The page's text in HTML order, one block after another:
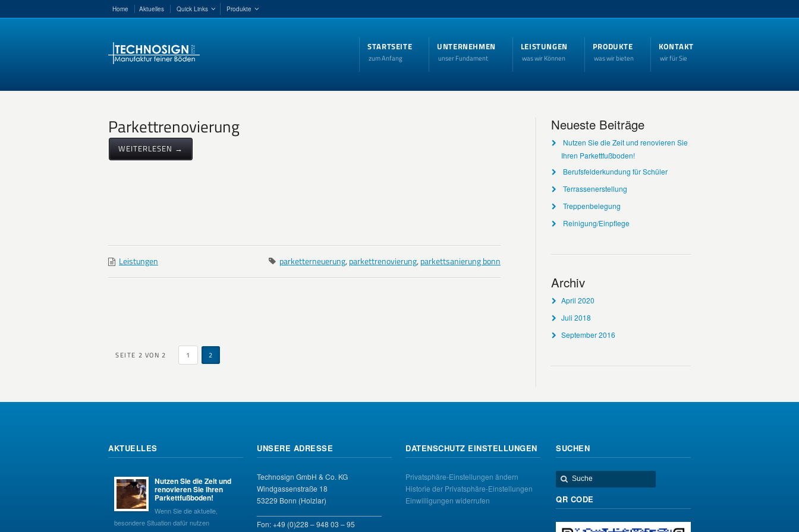
Home Aktuelles Quick Links Produkte
STARTSEITE
zum Anfang
UNTERNEHMEN
unser Fundament
LEISTUNGEN
was wir Können
PRODUKTE
was wir bieten
KONTAKT
wir für Sie
Parkettrenovierung
WEITERLESEN →
Leistungen parketterneuerung, parkettrenovierung, parkettsanierung bonn
SEITE 2 VON 2 1 2
Neueste Beiträge
Nutzen Sie die Zeit und renovieren Sie
Ihren Parkettfußboden!
Berufsfelderkundung für Schüler
Terrassenerstellung
Treppenbelegung
Reinigung/Einpflege
Archiv
April 2020
Juli 2018
September 2016
AKTUELLES
Nutzen Sie die Zeit und
renovieren Sie Ihren
Parkettfußboden!
Wenn Sie die aktuelle,
besondere Situation dafür nutzen
UNSERE ADRESSE
Technosign GmbH & Co. KG
Windgassenstraße 18
53229 Bonn (Holzlar)
Fon: +49 (0)228 – 948 03 – 95
DATENSCHUTZ EINSTELLUNGEN
Privatsphäre-Einstellungen ändern
Historie der Privatsphäre-Einstellungen
Einwilligungen widerrufen
SUCHEN
QR CODE